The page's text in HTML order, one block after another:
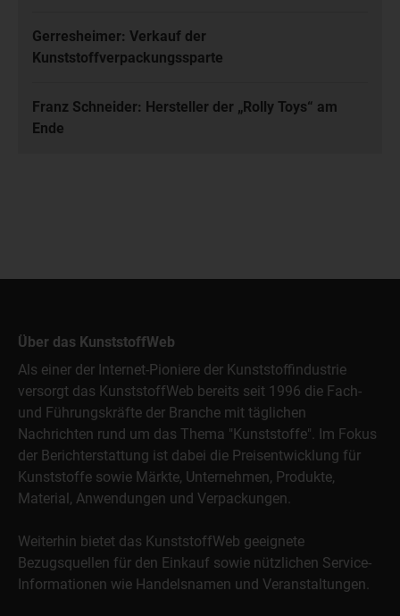
Gerresheimer: Verkauf der
Kunststoffverpackungssparte
Franz Schneider: Hersteller der „Rolly Toys“ am
Ende
Über das KunststoffWeb
Als einer der Internet-Pioniere der Kunststoffindustrie
versorgt das KunststoffWeb bereits seit 1996 die Fach-
und Führungskräfte der Branche mit täglichen
Nachrichten rund um das Thema "Kunststoffe". Im Fokus
der Berichterstattung ist dabei die Preisentwicklung für
Kunststoffe sowie Märkte, Unternehmen, Produkte,
Material, Anwendungen und Verpackungen.
Weiterhin bietet das KunststoffWeb geeignete
Bezugsquellen für den Einkauf sowie nützlichen Service-
Informationen wie Handelsnamen und Veranstaltungen.